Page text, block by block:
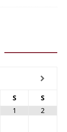
S
S
1
2